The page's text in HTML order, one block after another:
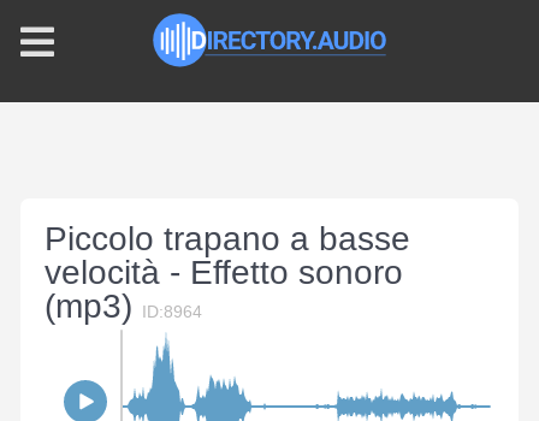
Piccolo trapano a basse
velocità - Effetto sonoro
(mp3)
ID:8964